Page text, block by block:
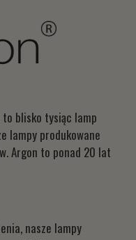
blisko tysiąc lamp
lampy produkowane
Argon to ponad 20 lat
nasze lampy